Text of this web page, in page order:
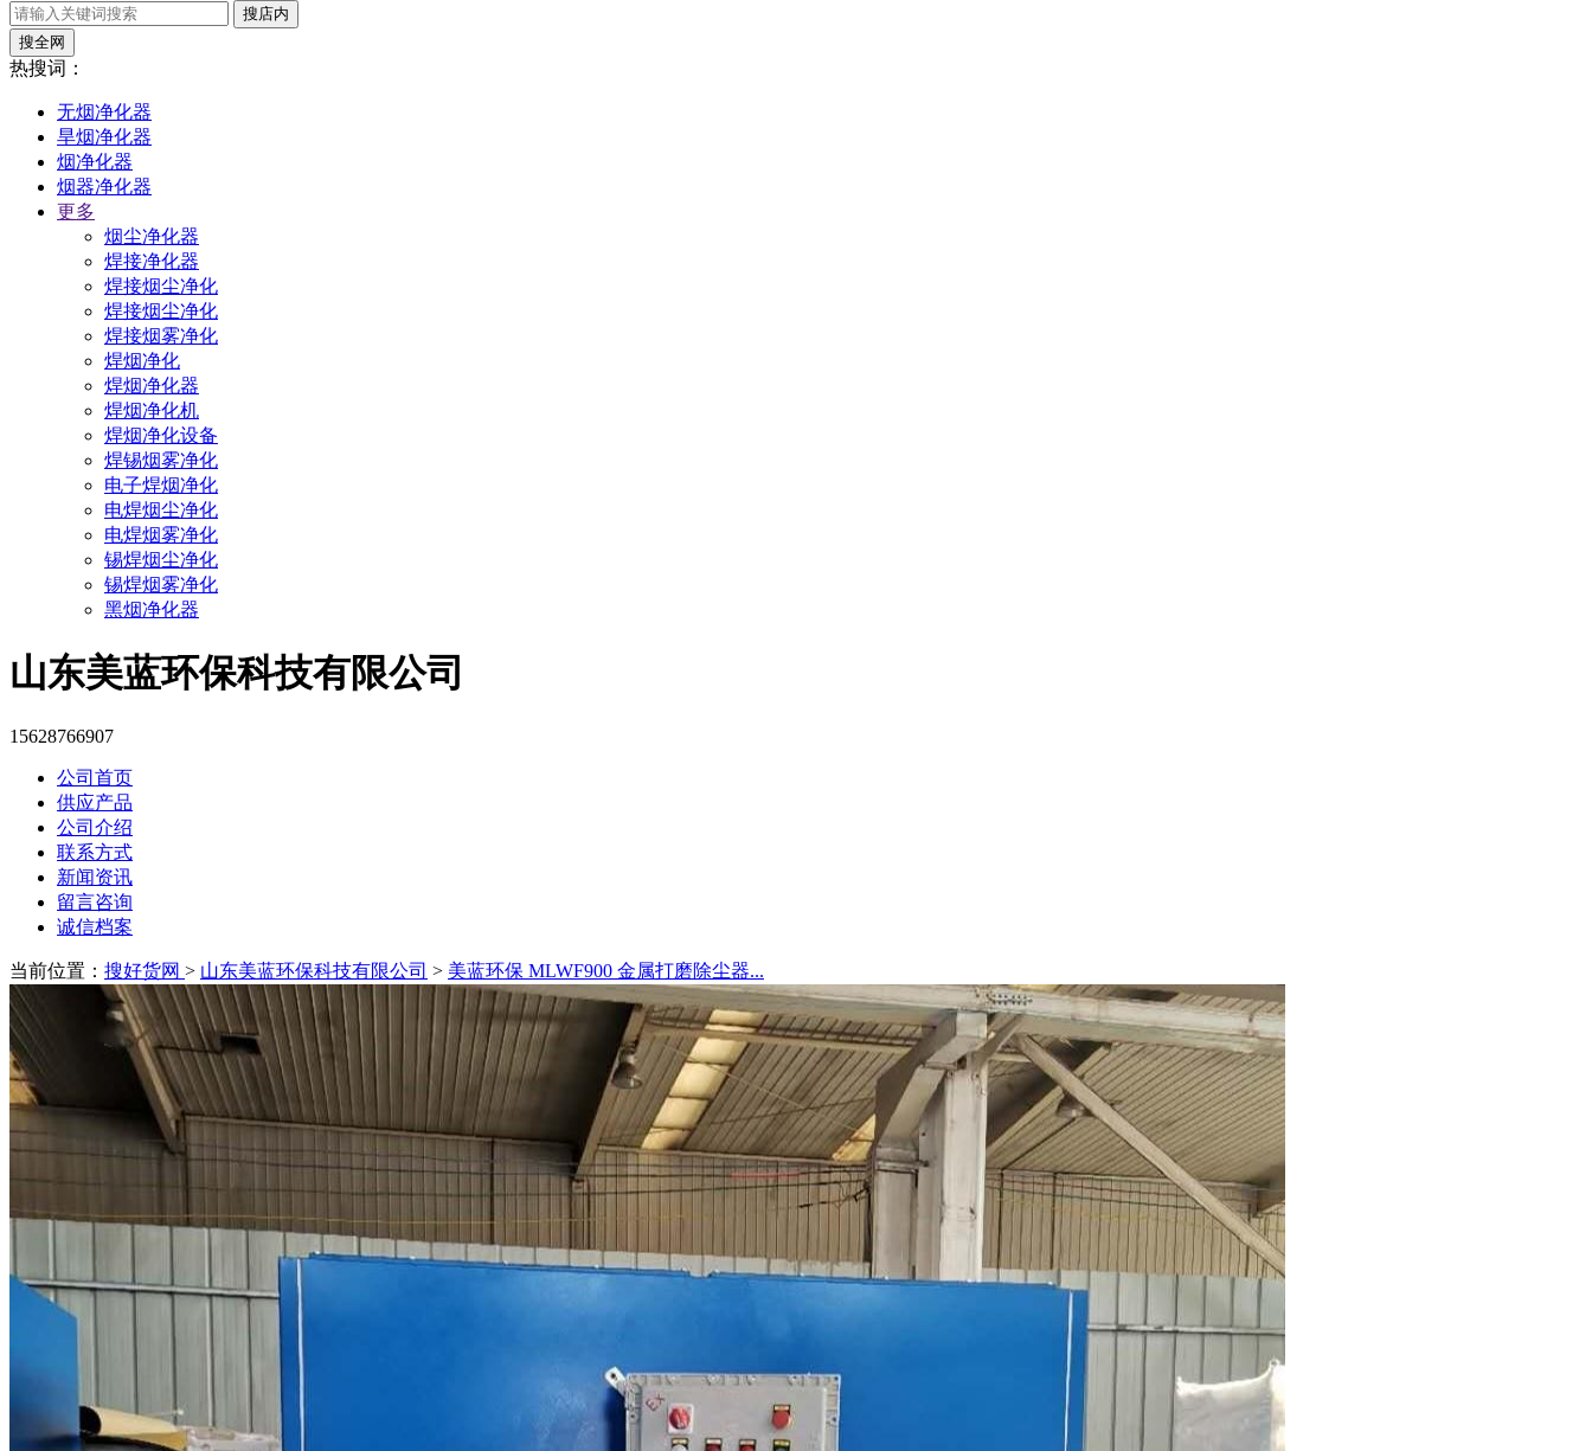
搜店内
搜全网
热搜词：
无烟净化器
旱烟净化器
烟净化器
烟器净化器
更多
烟尘净化器
焊接净化器
焊接烟尘净化
焊接烟尘净化
焊接烟雾净化
焊烟净化
焊烟净化器
焊烟净化机
焊烟净化设备
焊锡烟雾净化
电子焊烟净化
电焊烟尘净化
电焊烟雾净化
锡焊烟尘净化
锡焊烟雾净化
黑烟净化器
山东美蓝环保科技有限公司
15628766907
公司首页
供应产品
公司介绍
联系方式
新闻资讯
留言咨询
诚信档案
当前位置： 搜好货网 > 山东美蓝环保科技有限公司 > 美蓝环保 MLWF900 金属打磨除尘器...